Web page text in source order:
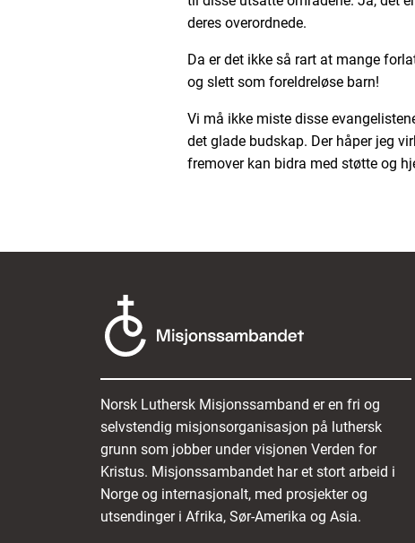
deres overordnede.
Da er det ikke så rart at mange
og slett som foreldreløse barn!
Vi må ikke miste disse
det glade budskap. Der håper jeg
fremover kan bidra med støtte og
Norsk Luthersk Misjonssamband er en fri og
selvstendig misjonsorganisasjon på luthersk
grunn som jobber under visjonen Verden for
Kristus. Misjonssambandet har et stort arbeid i
Norge og internasjonalt, med prosjekter og
utsendinger i Afrika, Sør-Amerika og Asia.